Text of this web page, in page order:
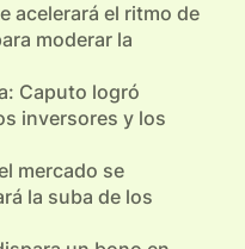
acelerará el ritmo de
moderar la
Caputo logró
inversores y los
mercado se
la suba de los